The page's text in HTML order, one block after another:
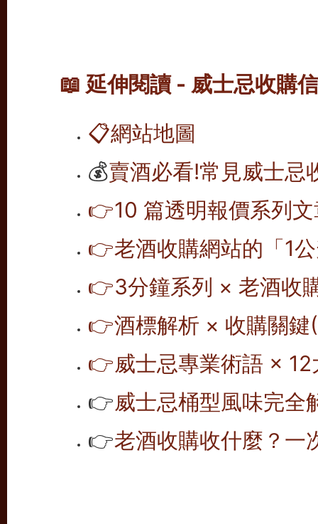
📖 延伸閱讀 - 威士忌收購
📋網站地圖
💰賣酒必看!常見威士忌
👉10 篇透明報價系列
👉老酒收購網站的「1
👉3分鐘系列 × 老酒收
👉酒標解析 × 收購關鍵
👉威士忌專業術語 ×
👉威士忌桶型風味完全
👉老酒收購收什麼？一